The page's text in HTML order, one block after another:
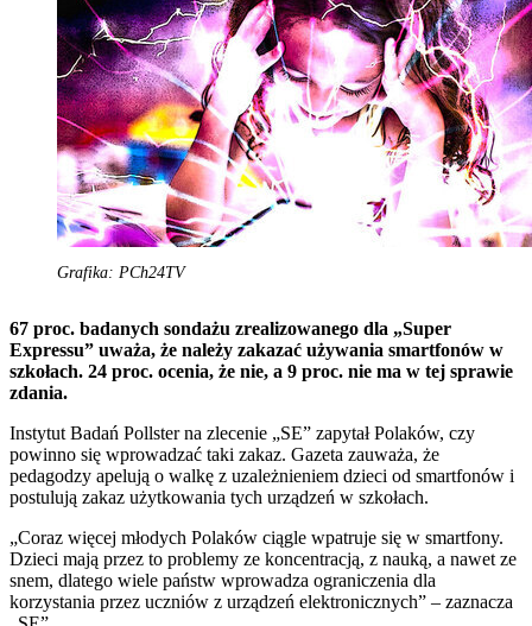
Grafika: PCh24TV
67 proc. badanych sondażu zrealizowanego dla „Super
Expressu” uważa, że należy zakazać używania smartfonów w
szkołach. 24 proc. ocenia, że nie, a 9 proc. nie ma w tej sprawie
zdania.
Instytut Badań Pollster na zlecenie „SE” zapytał Polaków, czy
powinno się wprowadzać taki zakaz. Gazeta zauważa, że
pedagodzy apelują o walkę z uzależnieniem dzieci od smartfonów i
postulują zakaz użytkowania tych urządzeń w szkołach.
„Coraz więcej młodych Polaków ciągle wpatruje się w smartfony.
Dzieci mają przez to problemy ze koncentracją, z nauką, a nawet ze
snem, dlatego wiele państw wprowadza ograniczenia dla
korzystania przez uczniów z urządzeń elektronicznych” – zaznacza